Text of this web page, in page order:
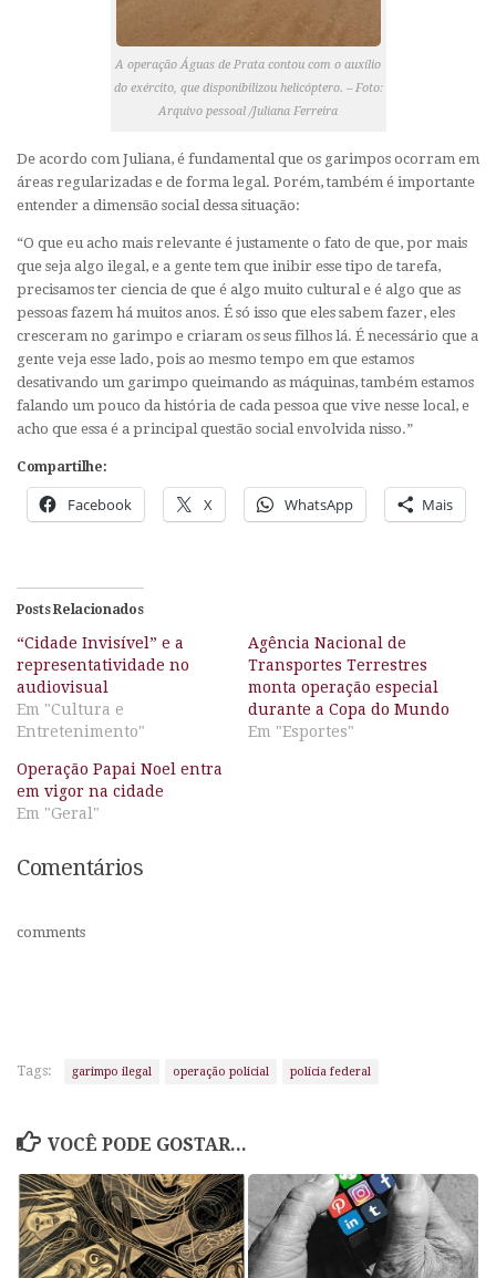
A operação Águas de Prata contou com o auxílio
do exército, que disponibilizou helicóptero. – Foto:
Arquivo pessoal /Juliana Ferreira
De acordo com Juliana, é fundamental que os garimpos ocorram em
áreas regularizadas e de forma legal. Porém, também é importante
entender a dimensão social dessa situação:
“O que eu acho mais relevante é justamente o fato de que, por mais
que seja algo ilegal, e a gente tem que inibir esse tipo de tarefa,
precisamos ter ciencia de que é algo muito cultural e é algo que as
pessoas fazem há muitos anos. É só isso que eles sabem fazer, eles
cresceram no garimpo e criaram os seus filhos lá. É necessário que a
gente veja esse lado, pois ao mesmo tempo em que estamos
desativando um garimpo queimando as máquinas, também estamos
falando um pouco da história de cada pessoa que vive nesse local, e
acho que essa é a principal questão social envolvida nisso.”
Compartilhe:
Facebook X WhatsApp Mais
Posts Relacionados
“Cidade Invisível” e a
representatividade no
audiovisual
Em "Cultura e
Entretenimento"
Agência Nacional de
Transportes Terrestres
monta operação especial
durante a Copa do Mundo
Em "Esportes"
Operação Papai Noel entra
em vigor na cidade
Em "Geral"
Comentários
comments
Tags: garimpo ilegal operação policial polícia federal
VOCÊ PODE GOSTAR...